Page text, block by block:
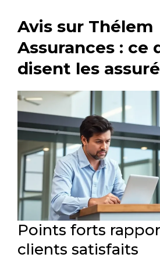
Avis sur Thélem
Assurances : ce
disent les
Points forts
clients satisfaits